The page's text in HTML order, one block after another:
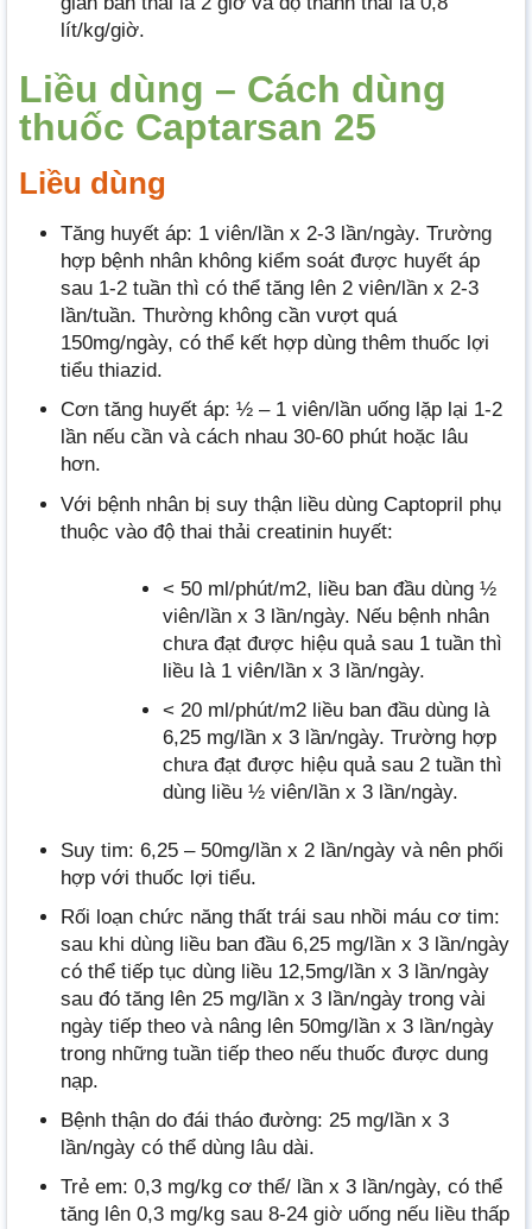
lít/kg/giờ.
Liều dùng – Cách dùng
thuốc Captarsan 25
Liều dùng
Tăng huyết áp: 1 viên/lần x 2-3 lần/ngày. Trường
hợp bệnh nhân không kiểm soát được huyết áp
sau 1-2 tuần thì có thể tăng lên 2 viên/lần x 2-3
lần/tuần. Thường không cần vượt quá
150mg/ngày, có thể kết hợp dùng thêm thuốc lợi
tiểu thiazid.
Cơn tăng huyết áp: ½ – 1 viên/lần uống lặp lại 1-2
lần nếu cần và cách nhau 30-60 phút hoặc lâu
hơn.
Với bệnh nhân bị suy thận liều dùng Captopril phụ
thuộc vào độ thai thải creatinin huyết:
< 50 ml/phút/m2, liều ban đầu dùng ½
viên/lần x 3 lần/ngày. Nếu bệnh nhân
chưa đạt được hiệu quả sau 1 tuần thì
liều là 1 viên/lần x 3 lần/ngày.
< 20 ml/phút/m2 liều ban đầu dùng là
6,25 mg/lần x 3 lần/ngày. Trường hợp
chưa đạt được hiệu quả sau 2 tuần thì
dùng liều ½ viên/lần x 3 lần/ngày.
Suy tim: 6,25 – 50mg/lần x 2 lần/ngày và nên phối
hợp với thuốc lợi tiểu.
Rối loạn chức năng thất trái sau nhồi máu cơ tim:
sau khi dùng liều ban đầu 6,25 mg/lần x 3 lần/ngày
có thể tiếp tục dùng liều 12,5mg/lần x 3 lần/ngày
sau đó tăng lên 25 mg/lần x 3 lần/ngày trong vài
ngày tiếp theo và nâng lên 50mg/lần x 3 lần/ngày
trong những tuần tiếp theo nếu thuốc được dung
nạp.
Bệnh thận do đái tháo đường: 25 mg/lần x 3
lần/ngày có thể dùng lâu dài.
Trẻ em: 0,3 mg/kg cơ thể/ lần x 3 lần/ngày, có thể
tăng lên 0,3 mg/kg sau 8-24 giờ uống nếu liều thấp